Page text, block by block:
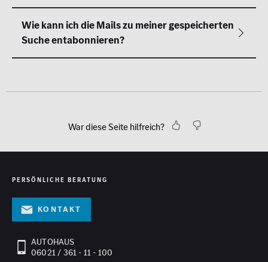
War diese Seite hilfreich?
PERSÖNLICHE BERATUNG
Kontakt
AUTOHAUS
06021 / 361 - 11 - 100